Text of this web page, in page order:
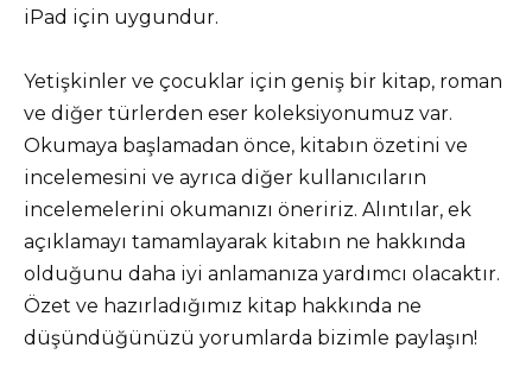
iPad için uygundur.
Yetişkinler ve çocuklar için geniş bir kitap, roman
ve diğer türlerden eser koleksiyonumuz var.
Okumaya başlamadan önce, kitabın özetini ve
incelemesini ve ayrıca diğer kullanıcıların
incelemelerini okumanızı öneririz. Alıntılar, ek
açıklamayı tamamlayarak kitabın ne hakkında
olduğunu daha iyi anlamanıza yardımcı olacaktır.
Özet ve hazırladığımız kitap hakkında ne
düşündüğünüzü yorumlarda bizimle paylaşın!